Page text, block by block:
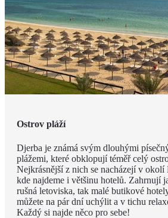
Ostrov pláží
Djerba je známá svým dlouhými
plážemi, které obklopují téměř celý
Nejkrásnější z nich se nacházejí v okolí
kde najdeme i většinu hotelů. Zahrnují
rušná letoviska, tak malé butikové
můžete na pár dní uchýlit a v tichu
Každý si najde něco pro sebe!